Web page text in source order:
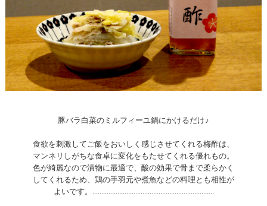
豚バラ白菜のミルフィーユ鍋にかけるだけ♪
食欲を刺激してご飯をおいしく感じさせてくれる梅酢は、
マンネリしがちな食卓に変化をもたせてくれる優れもの。
色が綺麗なので漬物に最適で、酸の効果で骨まで柔らかく
してくれるため、鶏の手羽元や煮魚などの料理とも相性が
よいです。....................................................................